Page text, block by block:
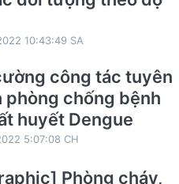
10:43:49 SA
công tác tuyên
phòng chống bệnh
huyết Dengue
5:07:08 CH
Phòng cháy,